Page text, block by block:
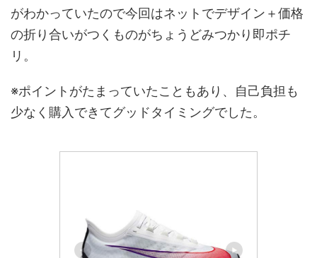
がわかっていたので今回はネットでデザイン＋価格
の折り合いがつくものがちょうどみつかり即ポチ
リ。
※ポイントがたまっていたこともあり、自己負担も
少なく購入できてグッドタイミングでした。